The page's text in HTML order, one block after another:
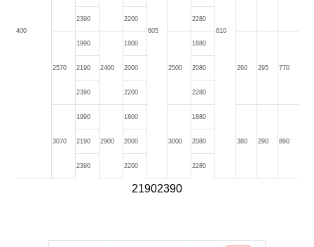
400 605 610
2390 2200 2280
2570
1990
2400
1800
2500
1880
260 295 770
2190 2000 2080
2390 2200 2280
3070
1990
2900
1800
3000
1880
380 290 890
2190 2000 2080
2390 2200 2280
21902390